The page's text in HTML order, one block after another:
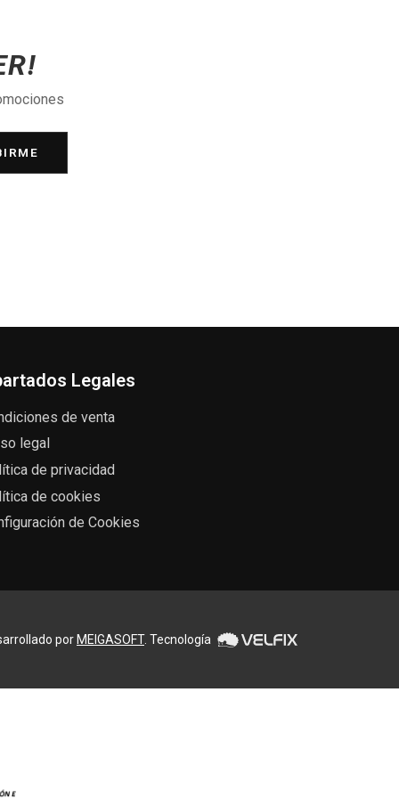
Legales
de venta
legal
de privacidad
de cookies
de Cookies
por MEIGASOFT. Tecnología